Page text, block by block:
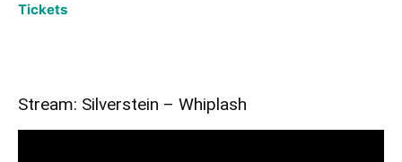
Tickets
Stream: Silverstein – Whiplash